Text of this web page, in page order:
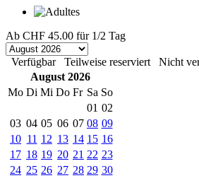
Ab CHF 45.00 für 1/2 Tag
Verfügbar Teilweise reserviert
Nicht
August 2026
Mo Di Mi Do Fr Sa So
01 02
03 04 05 06 07 08 09
10 11 12 13 14 15 16
17 18 19 20 21 22 23
24 25 26 27 28 29 30